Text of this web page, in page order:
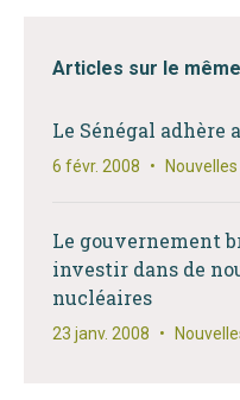
Articles sur le
Le Sénégal adhère
6 févr. 2008 • Nouvelles
Le gouvernement
investir dans de
nucléaires
23 janv. 2008 •